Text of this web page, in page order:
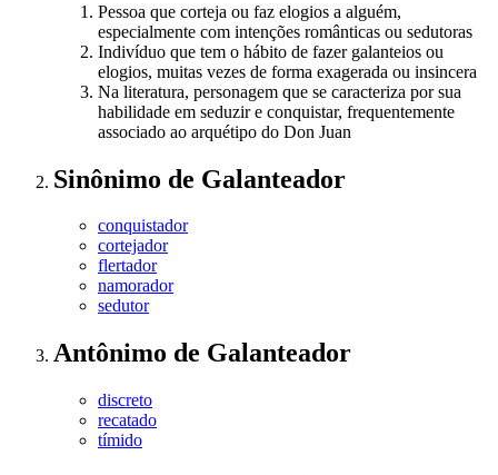
Pessoa que corteja ou faz elogios a alguém,
especialmente com intenções românticas ou sedutoras
Indivíduo que tem o hábito de fazer galanteios ou
elogios, muitas vezes de forma exagerada ou insincera
Na literatura, personagem que se caracteriza por sua
habilidade em seduzir e conquistar, frequentemente
associado ao arquétipo do Don Juan
Sinônimo de Galanteador
conquistador
cortejador
flertador
namorador
sedutor
Antônimo de Galanteador
discreto
recatado
tímido